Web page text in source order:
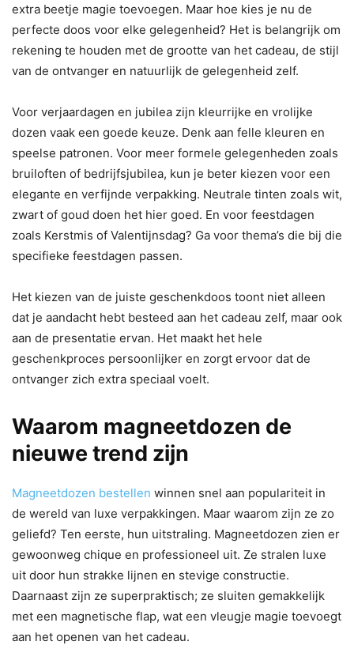
extra beetje magie toevoegen. Maar hoe kies je nu de
perfecte doos voor elke gelegenheid? Het is belangrijk om
rekening te houden met de grootte van het cadeau, de stijl
van de ontvanger en natuurlijk de gelegenheid zelf.
Voor verjaardagen en jubilea zijn kleurrijke en vrolijke
dozen vaak een goede keuze. Denk aan felle kleuren en
speelse patronen. Voor meer formele gelegenheden zoals
bruiloften of bedrijfsjubilea, kun je beter kiezen voor een
elegante en verfijnde verpakking. Neutrale tinten zoals wit,
zwart of goud doen het hier goed. En voor feestdagen
zoals Kerstmis of Valentijnsdag? Ga voor thema’s die bij die
specifieke feestdagen passen.
Het kiezen van de juiste geschenkdoos toont niet alleen
dat je aandacht hebt besteed aan het cadeau zelf, maar ook
aan de presentatie ervan. Het maakt het hele
geschenkproces persoonlijker en zorgt ervoor dat de
ontvanger zich extra speciaal voelt.
Waarom magneetdozen de
nieuwe trend zijn
Magneetdozen bestellen winnen snel aan populariteit in
de wereld van luxe verpakkingen. Maar waarom zijn ze zo
geliefd? Ten eerste, hun uitstraling. Magneetdozen zien er
gewoonweg chique en professioneel uit. Ze stralen luxe
uit door hun strakke lijnen en stevige constructie.
Daarnaast zijn ze superpraktisch; ze sluiten gemakkelijk
met een magnetische flap, wat een vleugje magie toevoegt
aan het openen van het cadeau.